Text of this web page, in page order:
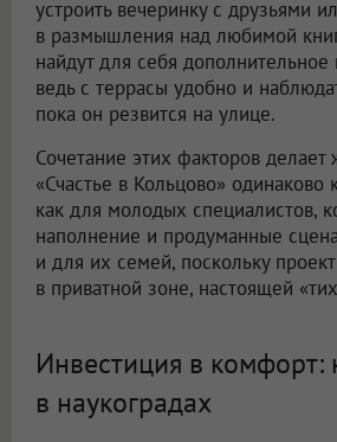
устроить вечеринку с друзьями
в размышления над любимой
найдут для себя
ведь с террасы удобно и
пока он резвится на улице.
Сочетание этих факторов
«Счастье в Кольцово»
как для молодых специалистов,
наполнение и продуманные
и для их семей, поскольку
в приватной зоне, настоящей
Инвестиция в комфорт:
в наукоградах